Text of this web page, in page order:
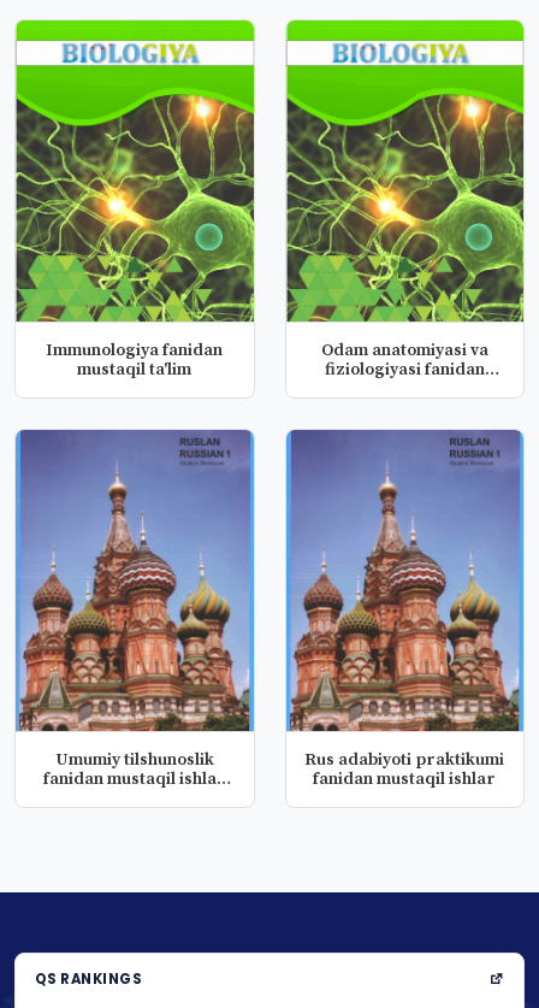
Immunologiya fanidan
mustaqil ta'lim
Odam anatomiyasi va
fiziologiyasi fanidan
Umumiy tilshunoslik
fanidan mustaqil ishlar
Rus adabiyoti praktikumi
fanidan mustaqil ishlar
QS RANKINGS